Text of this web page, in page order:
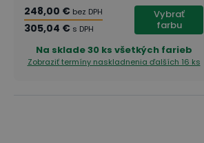
248,00 € bez DPH
305,04 € s DPH
Vybrať
farbu
Na sklade30 ks všetkých farieb
Zobraziť termíny naskladnenia ďalších 16 ks